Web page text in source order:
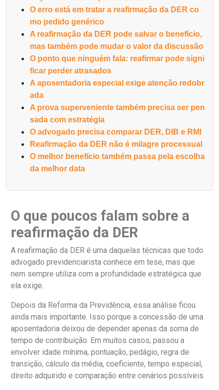
O erro está em tratar a reafirmação da DER co
mo pedido genérico
A reafirmação da DER pode salvar o benefício,
mas também pode mudar o valor da discussão
O ponto que ninguém fala: reafirmar pode signi
ficar perder atrasados
A aposentadoria especial exige atenção redobr
ada
A prova superveniente também precisa ser pen
sada com estratégia
O advogado precisa comparar DER, DIB e RMI
Reafirmação da DER não é milagre processual
O melhor benefício também passa pela escolha
da melhor data
O que poucos falam sobre a
reafirmação da DER
A reafirmação da DER é uma daquelas técnicas que todo
advogado previdenciarista conhece em tese, mas que
nem sempre utiliza com a profundidade estratégica que
ela exige.
Depois da Reforma da Previdência, essa análise ficou
ainda mais importante. Isso porque a concessão de uma
aposentadoria deixou de depender apenas da soma de
tempo de contribuição. Em muitos casos, passou a
envolver idade mínima, pontuação, pedágio, regra de
transição, cálculo da média, coeficiente, tempo especial,
direito adquirido e comparação entre cenários possíveis.